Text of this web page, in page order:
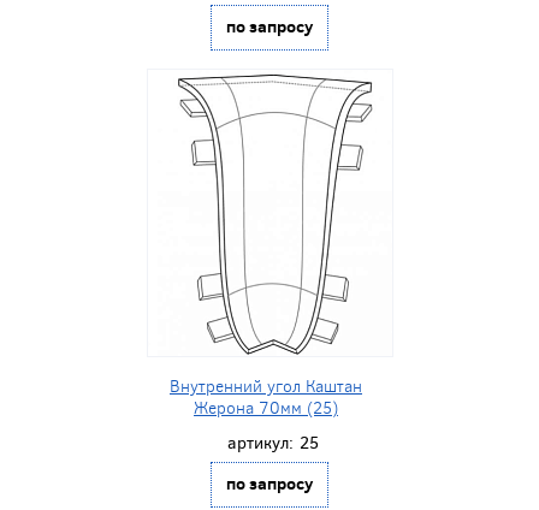
по запросу
Внутренний угол Каштан
Жерона 70мм (25)
артикул: 25
по запросу